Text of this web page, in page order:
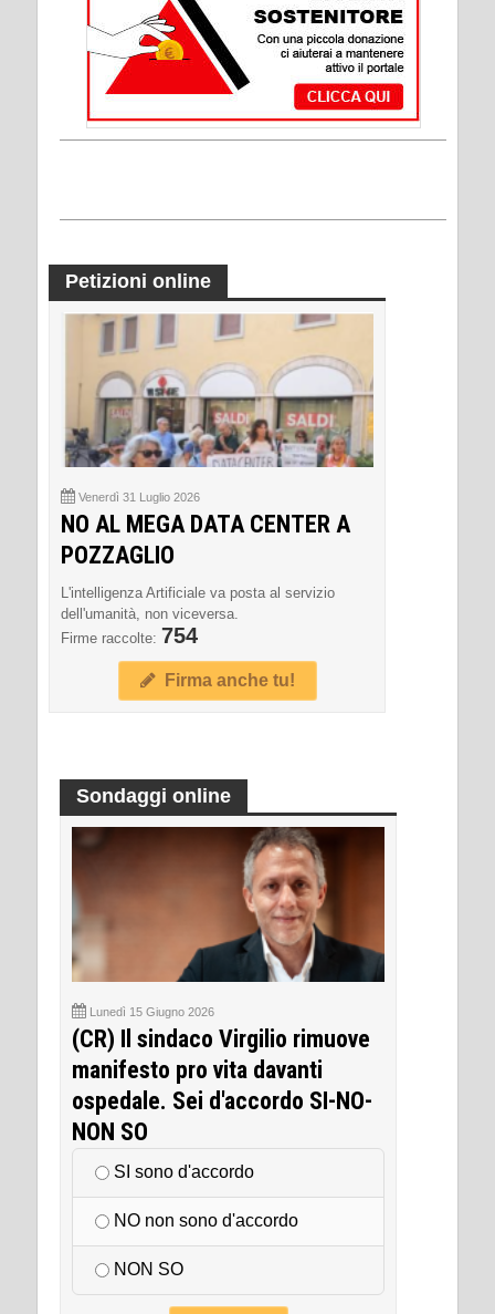
Petizioni online
Venerdì 31 Luglio 2026
NO AL MEGA DATA CENTER A
POZZAGLIO
L'intelligenza Artificiale va posta al servizio
dell'umanità, non viceversa.
Firme raccolte: 754
Firma anche tu!
Sondaggi online
Lunedì 15 Giugno 2026
(CR) Il sindaco Virgilio rimuove
manifesto pro vita davanti
ospedale. Sei d'accordo SI-NO-
NON SO
SI sono d'accordo
NO non sono d'accordo
NON SO